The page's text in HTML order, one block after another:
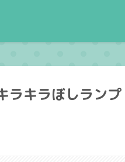
ラキラぼしラン